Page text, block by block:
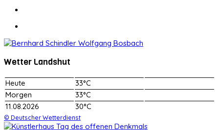
Wetter Landshut
Heute
33°C
Morgen
33°C
11.08.2026
30°C
© Deutscher Wetterdienst